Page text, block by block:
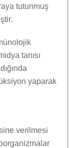
tutunmuş
tanısı
yaparak
verilmesi